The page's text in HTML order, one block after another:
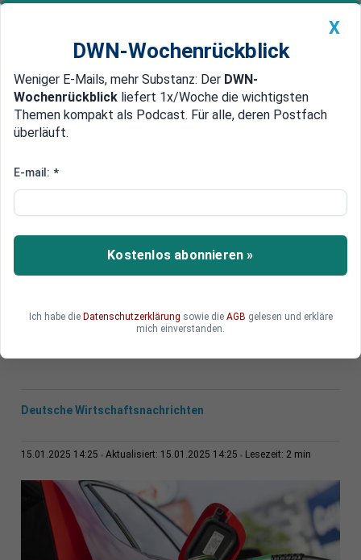
Newsticker MEIN DWN: Geldanlage Premium
Edelmetalle DWN-Magazin China
Diesel-Spritkosten schnellen
Ölpreis weiter steigen
In Deutschland steigen die Spritkosten. Vor allem
der Liter Diesel hat sich in den letzten fünf
ADAC den anziehenden Ölpreis aus, den
schwachen Euro und die CO2-Bepreisung.
Deutsche Wirtschaftsnachrichten
15.01.2025 14:25 Aktualisiert: 15.01.2025 14:25 Lesezeit: 2 min
X
DWN-Wochenrückblick
Weniger E-Mails, mehr Substanz: Der DWN-
Wochenrückblick liefert 1x/Woche die wichtigsten
Themen kompakt als Podcast. Für alle, deren Postfach
überläuft.
E-mail: *
Kostenlos abonnieren »
Ich habe die Datenschutzerklärung sowie die AGB gelesen und erkläre
mich einverstanden.